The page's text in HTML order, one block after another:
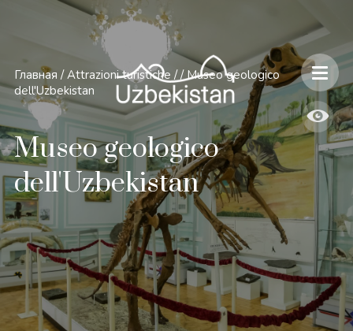
Главная / Attrazioni turistiche / / Museo geologico
dell'Uzbekistan
Museo geologico
dell'Uzbekistan